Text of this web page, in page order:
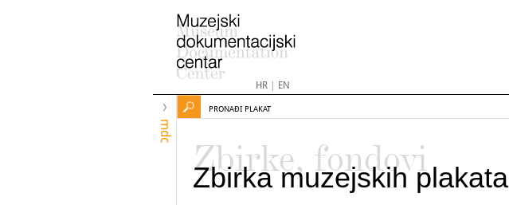
HR| EN
mdc
PRONAĐI PLAKAT
Zbirke, fondovi
Zbirka muzejskih plakata